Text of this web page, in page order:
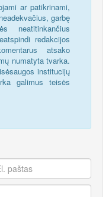
ar patikrinami,
garbę
neatitinkančius
redakcijos
atsako
numatyta tvarka.
institucijų
galimus teisės